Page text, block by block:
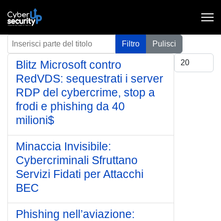
Inserisci parte del titolo Filtro
Pulisci
Visualizza #
Blitz Microsoft contro
RedVDS: sequestrati i server
RDP del cybercrime, stop a
frodi e phishing da 40
milioni$
Minaccia Invisibile:
Cybercriminali Sfruttano
Servizi Fidati per Attacchi
BEC
Phishing nell’aviazione: